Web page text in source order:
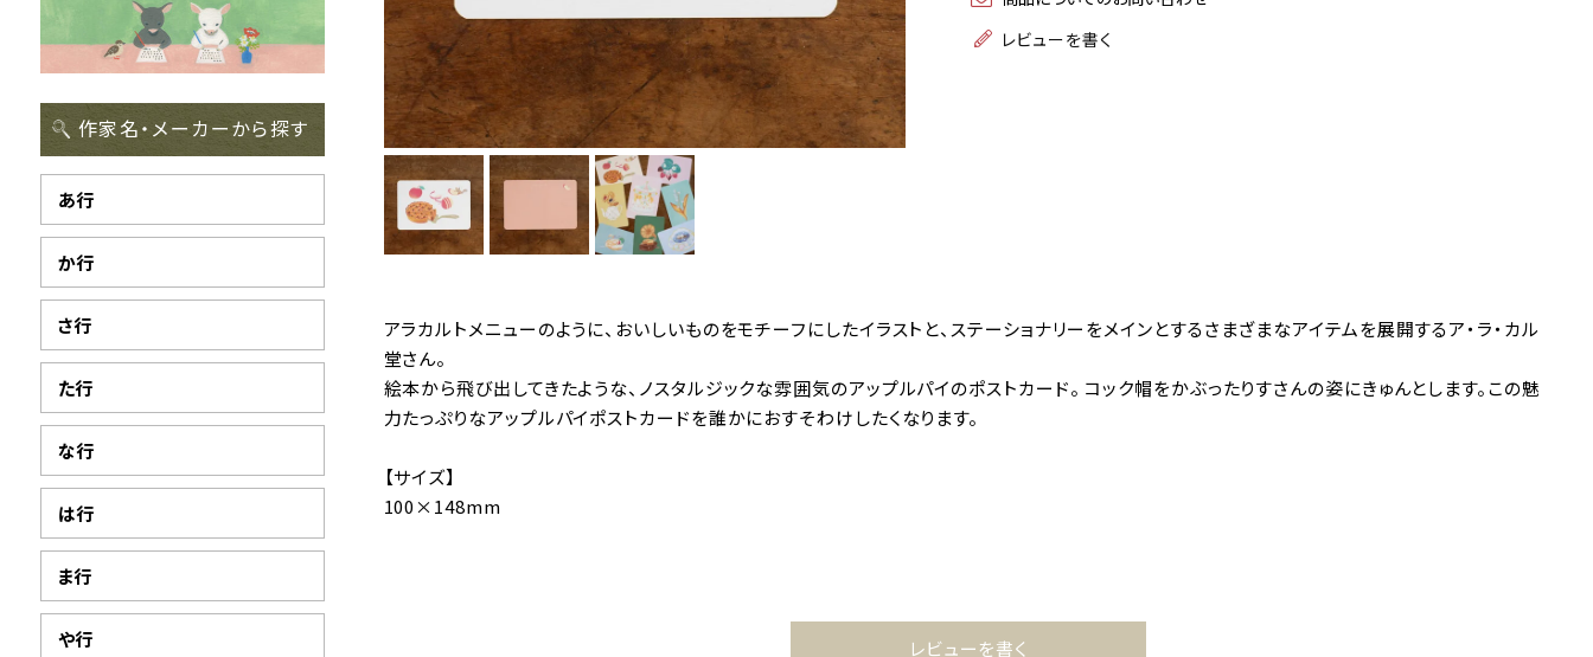
作家名・メーカーから探す
あ行
か行
さ行
た行
な行
は行
ま行
や行
レビューを書く
アラカルトメニューのように、おいしいものをモチーフにしたイラストと、ステーショナリーをメインとするさまざまなアイテムを展開するア・ラ・カル
堂さん。
絵本から飛び出してきたような、ノスタルジックな雰囲気のアップルパイのポストカード。 コック帽をかぶったりすさんの姿にきゅんとします。この魅
力たっぷりなアップルパイポストカードを誰かにおすそわけしたくなります。
【サイズ】
100×148mm
レビューを書く